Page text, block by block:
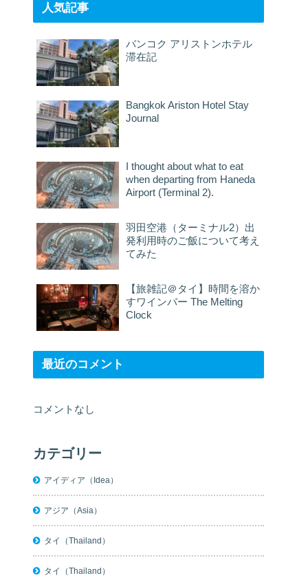
人気記事
バンコク アリストンホテル
滞在記
Bangkok Ariston Hotel Stay
Journal
I thought about what to eat
when departing from Haneda
Airport (Terminal 2).
羽田空港（ターミナル2）出
発利用時のご飯について考え
てみた
【旅雑記＠タイ】時間を溶か
すワインバー The Melting
Clock
最近のコメント
コメントなし
カテゴリー
アイディア（Idea）
アジア（Asia）
タイ（Thailand）
タイ（Thailand）